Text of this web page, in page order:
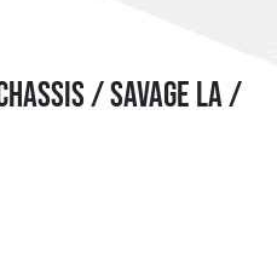
/ SAVAGE LA /